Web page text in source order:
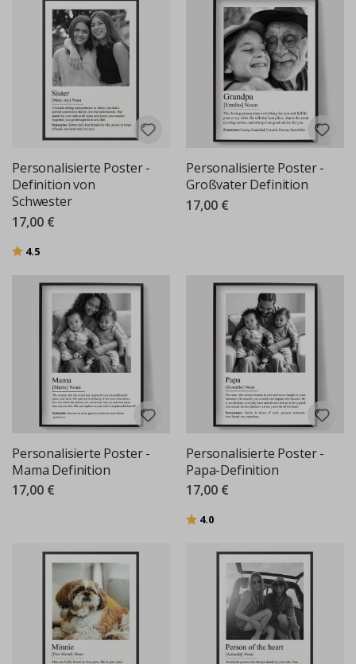
Personalisierte Poster -
Definition von
Schwester
17,00 €
Bewertung:
4.5
Personalisierte Poster -
Großvater Definition
17,00 €
Personalisierte Poster -
Mama Definition
17,00 €
Personalisierte Poster -
Papa-Definition
17,00 €
Bewertung:
4.0